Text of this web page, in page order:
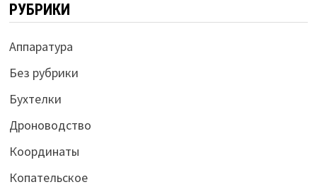
РУБРИКИ
Аппаратура
Без рубрики
Бухтелки
Дроноводство
Координаты
Копательское